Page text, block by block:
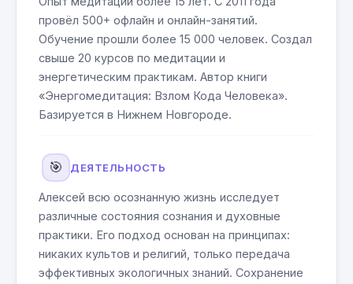
провёл 500+ офлайн и онлайн-занятий.
Обучение прошли более 15 000 человек. Создал
свыше 20 курсов по медитации и
энергетическим практикам. Автор книги
«Энергомедитация: Взлом Кода Человека».
Базируется в Нижнем Новгороде.
🎯 ДЕЯТЕЛЬНОСТЬ
Алексей всю осознанную жизнь исследует
различные состояния сознания и духовные
практики. Его подход основан на принципах:
никаких культов и религий, только передача
эффективных экологичных знаний. Сохранение